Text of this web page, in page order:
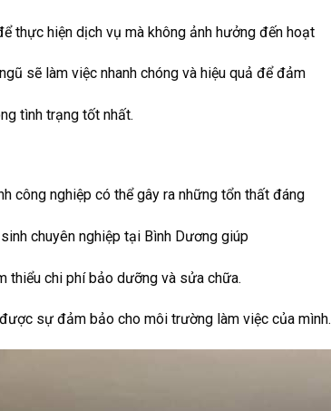
thực hiện dịch vụ mà không ảnh hưởng đến hoạt
sẽ làm việc nhanh chóng và hiệu quả để đảm
tình trạng tốt nhất.
công nghiệp có thể gây ra những tổn thất đáng
chuyên nghiệp tại Bình Dương giúp
thiểu chi phí bảo dưỡng và sửa chữa.
sự đảm bảo cho môi trường làm việc của mình.